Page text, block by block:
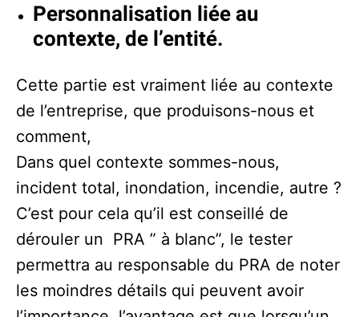
Personnalisation liée au
contexte, de l’entité.
Cette partie est vraiment liée au contexte
de l’entreprise, que produisons-nous et
comment,
Dans quel contexte sommes-nous,
incident total, inondation, incendie, autre ?
C’est pour cela qu’il est conseillé de
dérouler un PRA ” à blanc”, le tester
permettra au responsable du PRA de noter
les moindres détails qui peuvent avoir